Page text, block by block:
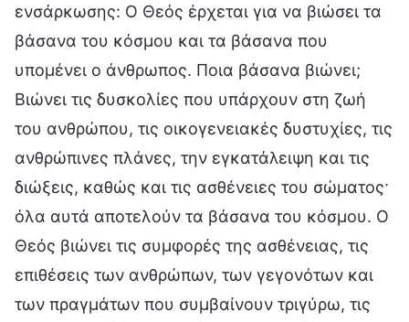
ενσάρκωσης: Ο Θεός έρχεται για να βιώσει τα
βάσανα του κόσμου και τα βάσανα που
υπομένει ο άνθρωπος. Ποια βάσανα βιώνει;
Βιώνει τις δυσκολίες που υπάρχουν στη ζωή
του ανθρώπου, τις οικογενειακές δυστυχίες, τις
ανθρώπινες πλάνες, την εγκατάλειψη και τις
διώξεις, καθώς και τις ασθένειες του σώματος·
όλα αυτά αποτελούν τα βάσανα του κόσμου. Ο
Θεός βιώνει τις συμφορές της ασθένειας, τις
επιθέσεις των ανθρώπων, των γεγονότων και
των πραγμάτων που συμβαίνουν τριγύρω, τις